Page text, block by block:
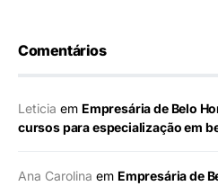
Comentários
Leticia em Empresária de Belo
cursos para especialização em
Ana Carolina em Empresária de